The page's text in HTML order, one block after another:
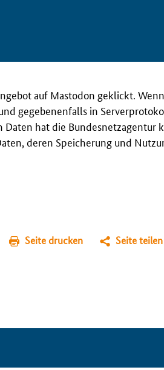
auf Mastodon geklickt.
gegebenenfalls in
Daten hat die Bundesnetzagentur
deren Speicherung und
Seite drucken Seite teilen